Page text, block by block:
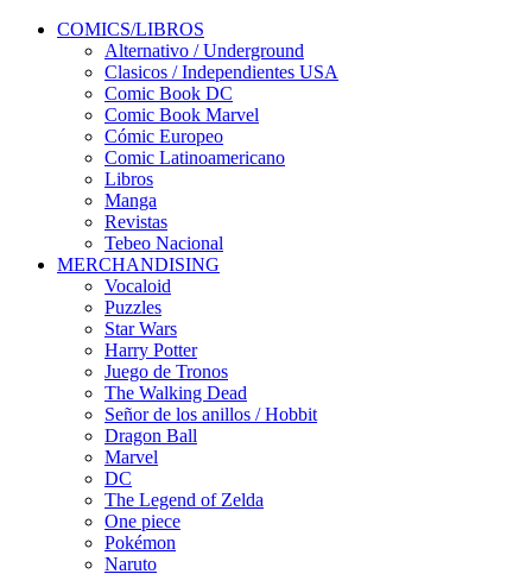
COMICS/LIBROS
Alternativo / Underground
Clasicos / Independientes USA
Comic Book DC
Comic Book Marvel
Cómic Europeo
Comic Latinoamericano
Libros
Manga
Revistas
Tebeo Nacional
MERCHANDISING
Vocaloid
Puzzles
Star Wars
Harry Potter
Juego de Tronos
The Walking Dead
Señor de los anillos / Hobbit
Dragon Ball
Marvel
DC
The Legend of Zelda
One piece
Pokémon
Naruto